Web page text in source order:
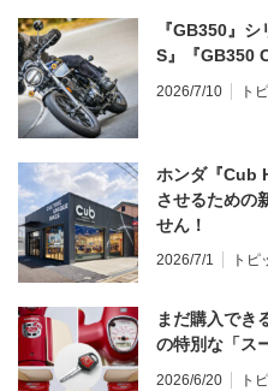
『GB350』
S』『GB350
2026/7/10 ト
ホンダ『Cub
させるための
せん！
2026/7/1 トピ
まだ購入でき
の特別な「ス
2026/6/20 ト